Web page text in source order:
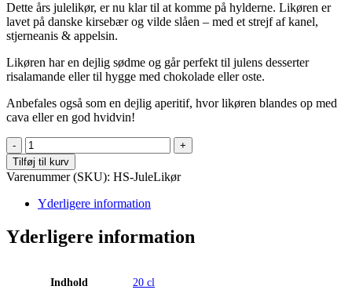
Dette års julelikør, er nu klar til at komme på hylderne. Likøren er
lavet på danske kirsebær og vilde slåen – med et strejf af kanel,
stjerneanis & appelsin.
Likøren har en dejlig sødme og går perfekt til julens desserter
risalamande eller til hygge med chokolade eller oste.
Anbefales også som en dejlig aperitif, hvor likøren blandes op med
cava eller en god hvidvin!
Hr.
Skov
-
Jule
likør
20
cl
Tilføj til kurv
Varenummer (SKU): HS-JuleLikør
Yderligere information
Yderligere information
Indhold 20 cl